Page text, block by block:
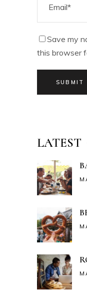
Save my
this browser
SUBMIT
LATEST